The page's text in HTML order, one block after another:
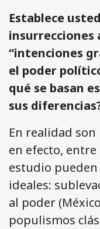
Establece
insurrecciones
“intenciones
el poder
qué se basan
sus
En realidad
en efecto,
estudio
ideales:
al poder
populismos